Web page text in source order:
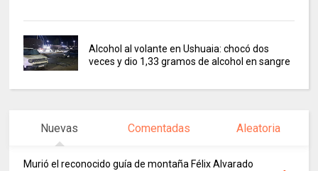
Alcohol al volante en Ushuaia: chocó dos
veces y dio 1,33 gramos de alcohol en sangre
Nuevas Comentadas Aleatoria
Murió el reconocido guía de montaña Félix Alvarado